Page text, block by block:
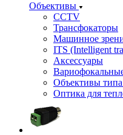
Объективы
CCTV
Трансфокаторы
Машинное
ITS (Intelligent
Аксессуары
Объективы
Оптика для